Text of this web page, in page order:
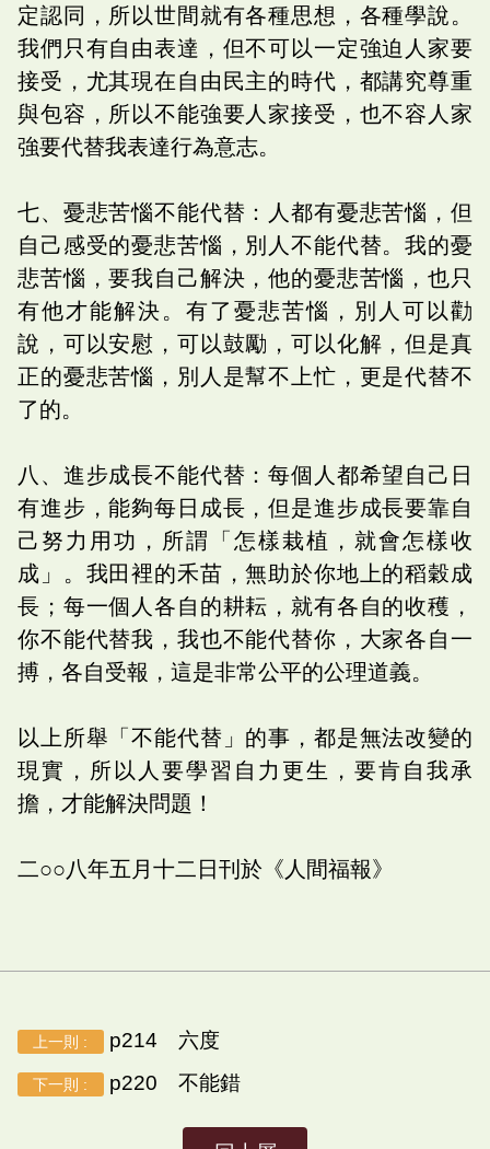
定認同，所以世間就有各種思想，各種學說。
我們只有自由表達，但不可以一定強迫人家要
接受，尤其現在自由民主的時代，都講究尊重
與包容，所以不能強要人家接受，也不容人家
強要代替我表達行為意志。
七、憂悲苦惱不能代替：人都有憂悲苦惱，但
自己感受的憂悲苦惱，別人不能代替。我的憂
悲苦惱，要我自己解決，他的憂悲苦惱，也只
有他才能解決。有了憂悲苦惱，別人可以勸
說，可以安慰，可以鼓勵，可以化解，但是真
正的憂悲苦惱，別人是幫不上忙，更是代替不
了的。
八、進步成長不能代替：每個人都希望自己日
有進步，能夠每日成長，但是進步成長要靠自
己努力用功，所謂「怎樣栽植，就會怎樣收
成」。我田裡的禾苗，無助於你地上的稻穀成
長；每一個人各自的耕耘，就有各自的收穫，
你不能代替我，我也不能代替你，大家各自一
搏，各自受報，這是非常公平的公理道義。
以上所舉「不能代替」的事，都是無法改變的
現實，所以人要學習自力更生，要肯自我承
擔，才能解決問題！
二○○八年五月十二日刊於《人間福報》
上一則 : p214 六度
下一則 : p220 不能錯